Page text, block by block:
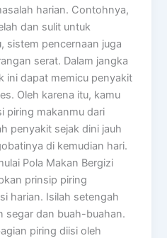
harian. Contohnya,
dan sulit untuk
sistem pencernaan juga
serat. Dalam jangka
ini dapat memicu penyakit
Oleh karena itu, kamu
piring makanmu dari
penyakit sejak dini jauh
di kemudian hari.
Pola Makan Bergizi
prinsip piring
harian. Isilah setengah
segar dan buah-buahan.
piring diisi oleh